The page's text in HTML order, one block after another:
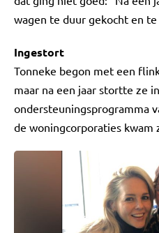
wagen te duur gekocht en
Ingestort
Tonneke begon met een
maar na een jaar stortte ze
ondersteuningsprogramma
de woningcorporaties kwam